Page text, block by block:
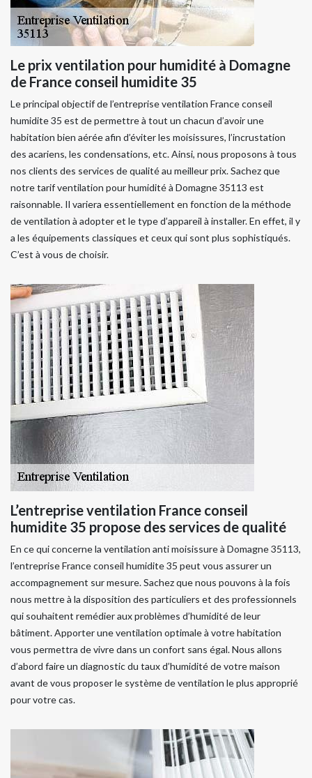
Le prix ventilation pour humidité à Domagne
de France conseil humidite 35
Le principal objectif de l’entreprise ventilation France conseil
humidite 35 est de permettre à tout un chacun d’avoir une
habitation bien aérée afin d’éviter les moisissures, l’incrustation
des acariens, les condensations, etc. Ainsi, nous proposons à tous
nos clients des services de qualité au meilleur prix. Sachez que
notre tarif ventilation pour humidité à Domagne 35113 est
raisonnable. Il variera essentiellement en fonction de la méthode
de ventilation à adopter et le type d’appareil à installer. En effet, il y
a les équipements classiques et ceux qui sont plus sophistiqués.
C’est à vous de choisir.
L’entreprise ventilation France conseil
humidite 35 propose des services de qualité
En ce qui concerne la ventilation anti moisissure à Domagne 35113,
l’entreprise France conseil humidite 35 peut vous assurer un
accompagnement sur mesure. Sachez que nous pouvons à la fois
nous mettre à la disposition des particuliers et des professionnels
qui souhaitent remédier aux problèmes d’humidité de leur
bâtiment. Apporter une ventilation optimale à votre habitation
vous permettra de vivre dans un confort sans égal. Nous allons
d’abord faire un diagnostic du taux d’humidité de votre maison
avant de vous proposer le système de ventilation le plus approprié
pour votre cas.